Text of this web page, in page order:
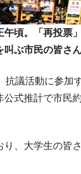
国大使スティー
出て行け！」「極
米勢力」
府「2035年まで
ルガン「韓国レバ
政府「ニセＫ-ブラ
物教授も登場！
午頃。「再投票
ぶ市民の皆さん
抗議活動に参加
公式推計で市民
り、大学生の皆